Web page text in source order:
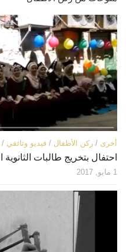
قصص
فيديو
صور
أخرى
اتصل بنا
الموقع الأم
أخرى / ركن الأطفال / فيديو وثائقي /
احتفال بتخريج طالبات
1 مايو, 2017